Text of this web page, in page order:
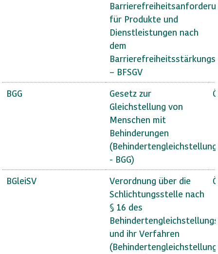
für Produkte und
Dienstleistungen nach
dem
– BFSGV
BGG
Gesetz zur
Gleichstellung von
Menschen mit
Behinderungen
- BGG)
BGleiSV
Verordnung über die
Schlichtungsstelle nach
§ 16 des
und ihr Verfahren